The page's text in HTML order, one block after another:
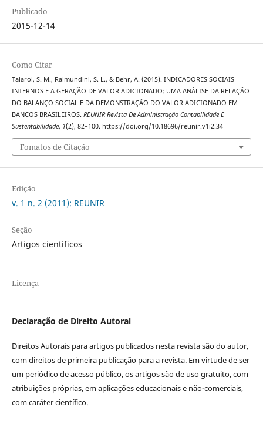
Publicado
2015-12-14
Como Citar
Taiarol, S. M., Raimundini, S. L., & Behr, A. (2015). INDICADORES SOCIAIS
INTERNOS E A GERAÇÃO DE VALOR ADICIONADO: UMA ANÁLISE DA RELAÇÃO
DO BALANÇO SOCIAL E DA DEMONSTRAÇÃO DO VALOR ADICIONADO EM
BANCOS BRASILEIROS. REUNIR Revista De Administração Contabilidade E
Sustentabilidade, 1(2), 82–100. https://doi.org/10.18696/reunir.v1i2.34
Fomatos de Citação
Edição
v. 1 n. 2 (2011): REUNIR
Seção
Artigos científicos
Licença
Declaração de Direito Autoral
Direitos Autorais para artigos publicados nesta revista são do autor,
com direitos de primeira publicação para a revista. Em virtude de ser
um periódico de acesso público, os artigos são de uso gratuito, com
atribuições próprias, em aplicações educacionais e não-comerciais,
com caráter científico.